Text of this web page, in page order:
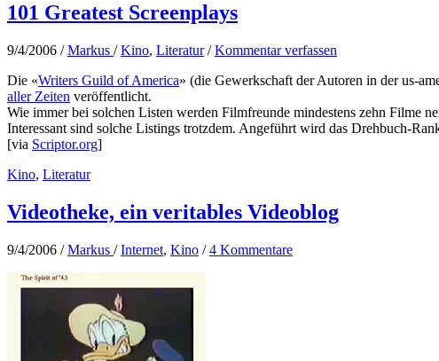
101 Greatest Screenplays
9/4/2006 /Markus /Kino, Literatur/Kommentar verfassen
Die «Writers Guild of America» (die Gewerkschaft der Autoren in der us-
aller Zeiten veröffentlicht.
Wie immer bei solchen Listen werden Filmfreunde mindestens zehn Filme
Interessant sind solche Listings trotzdem. Angeführt wird das Drehbuch-
[via Scriptor.org]
Kino, Literatur
Videotheke, ein veritables Videoblog
9/4/2006 /Markus /Internet, Kino /4 Kommentare